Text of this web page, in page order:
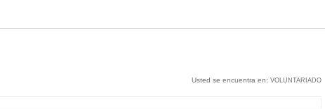
Usted se encuentra en: VOLUNTARIADO